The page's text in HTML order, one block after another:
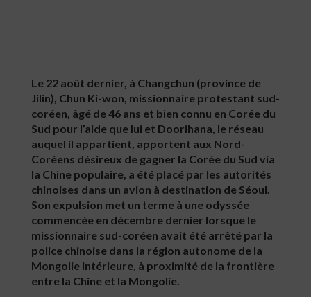
Le 22 août dernier, à Changchun (province de
Jilin), Chun Ki-won, missionnaire protestant sud-
coréen, âgé de 46 ans et bien connu en Corée du
Sud pour l’aide que lui et Doorihana, le réseau
auquel il appartient, apportent aux Nord-
Coréens désireux de gagner la Corée du Sud via
la Chine populaire, a été placé par les autorités
chinoises dans un avion à destination de Séoul.
Son expulsion met un terme à une odyssée
commencée en décembre dernier lorsque le
missionnaire sud-coréen avait été arrêté par la
police chinoise dans la région autonome de la
Mongolie intérieure, à proximité de la frontière
entre la Chine et la Mongolie.